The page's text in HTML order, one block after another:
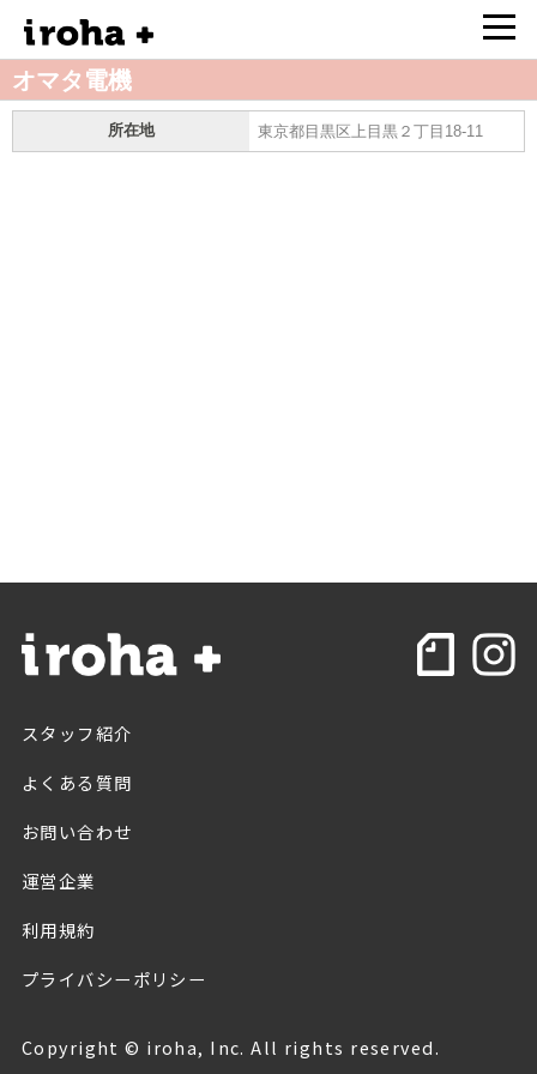
オマタ電機
所在地 東京都目黒区上目黒２丁目18-11
スタッフ紹介
よくある質問
お問い合わせ
運営企業
利用規約
プライバシーポリシー
Copyright © iroha, Inc. All rights reserved.